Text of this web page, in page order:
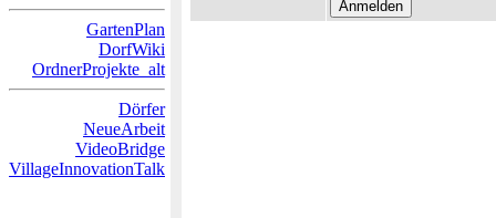
GartenPlan
DorfWiki
OrdnerProjekte_alt
Dörfer
NeueArbeit
VideoBridge
VillageInnovationTalk